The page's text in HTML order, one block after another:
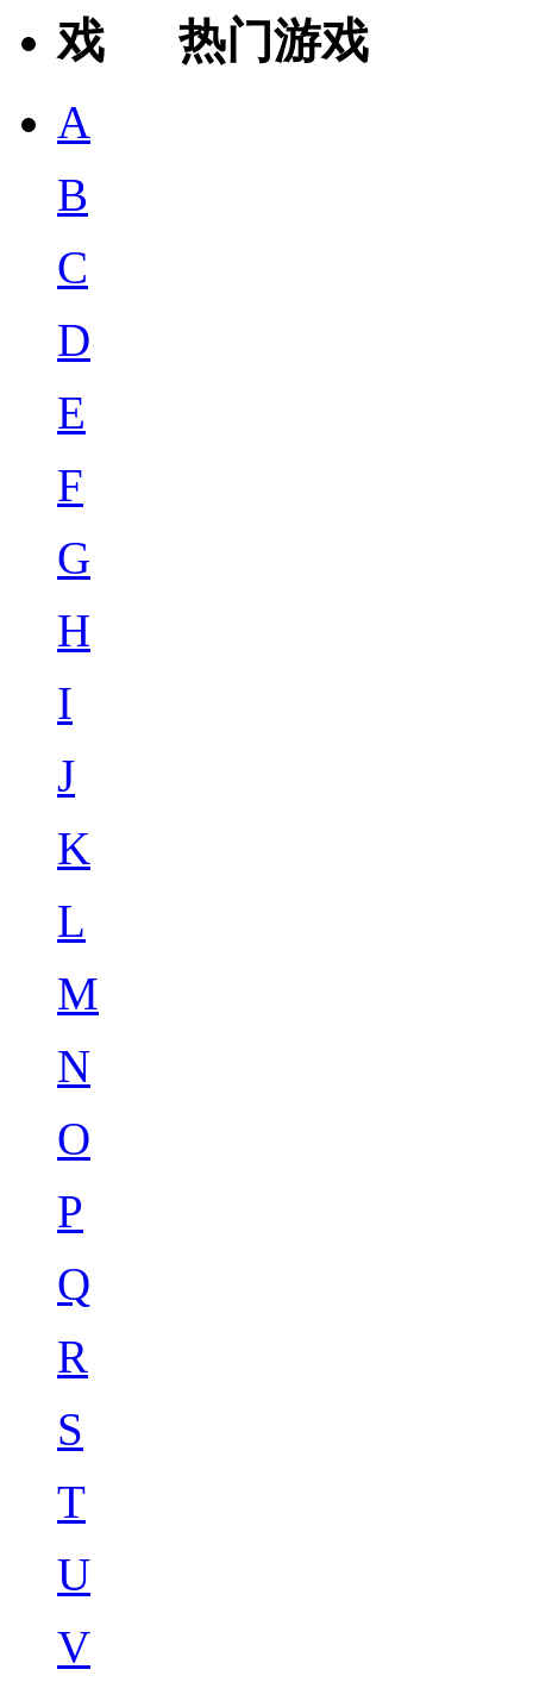
热门游戏
A
B
C
D
E
F
G
H
I
J
K
L
M
N
O
P
Q
R
S
T
U
V